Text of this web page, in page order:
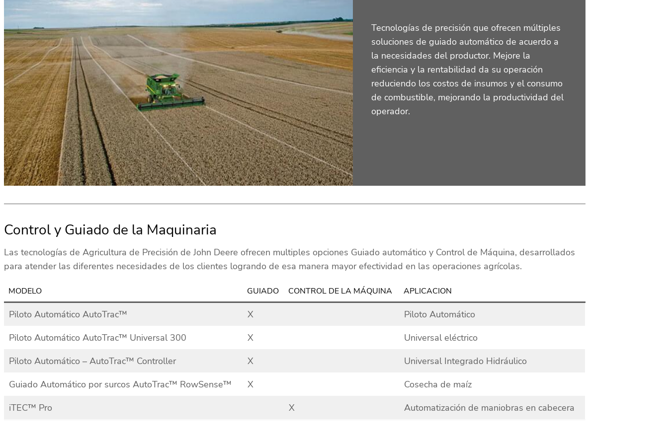
Tecnologías de precisión que ofrecen múltiples
soluciones de guiado automático de acuerdo a
la necesidades del productor. Mejore la
eficiencia y la rentabilidad da su operación
reduciendo los costos de insumos y el consumo
de combustible, mejorando la productividad del
operador.
Control y Guiado de la Maquinaria
Las tecnologías de Agricultura de Precisión de John Deere ofrecen multiples opciones Guiado automático y Control de Máquina, desarrollados
para atender las diferentes necesidades de los clientes logrando de esa manera mayor efectividad en las operaciones agrícolas.
MODELO GUIADO CONTROL DE LA MÁQUINA APLICACION
Piloto Automático AutoTrac™ X
Piloto Automático
Piloto Automático AutoTrac™ Universal 300
X
Universal eléctrico
Piloto Automático – AutoTrac™ Controller
X
Universal Integrado Hidráulico
Guiado Automático por surcos AutoTrac™ RowSense™
X
Cosecha de maíz
iTEC™ Pro
X Automatización de maniobras en cabecera